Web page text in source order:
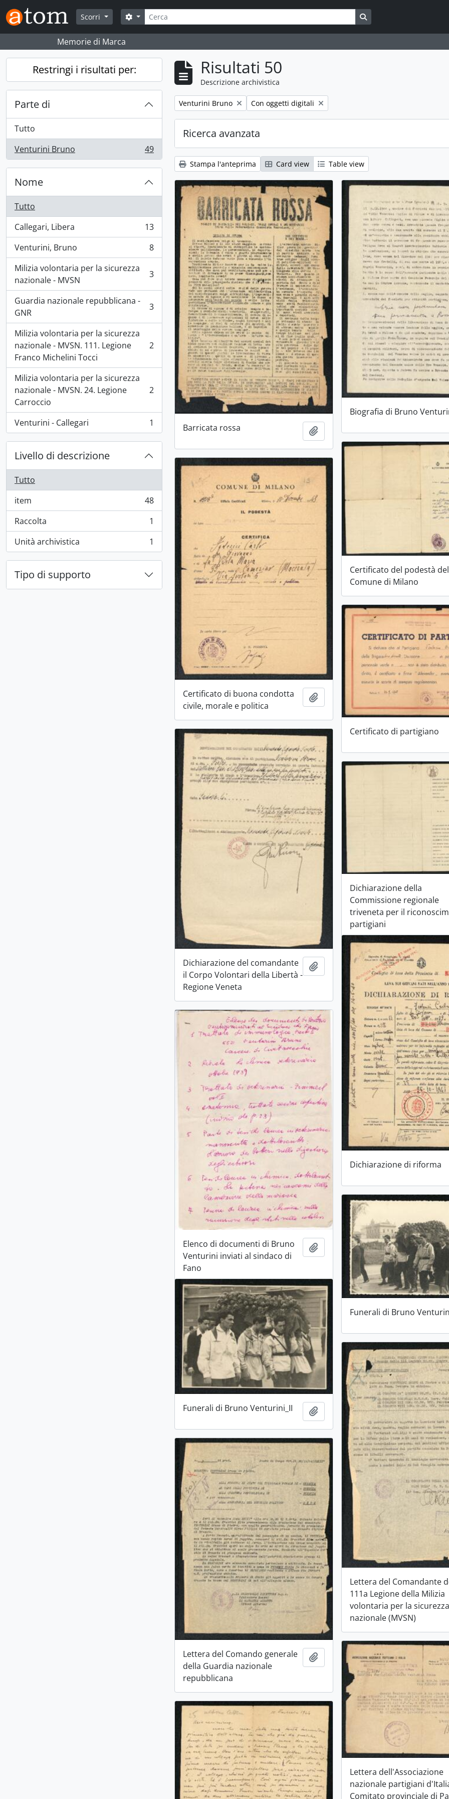
Skip to main content
Scorri
Cerca
Search options
Memorie di Marca
Restringi i risultati per:
Parte di
Tutto
Venturini Bruno
, 49 risultati 49
Nome
Tutto
Callegari, Libera
, 13 risultati
13
Venturini, Bruno
, 8 risultati
8
Milizia volontaria per la sicurezza
nazionale - MVSN
, 3 risultati 3
Guardia nazionale repubblicana -
GNR
, 3 risultati 3
Milizia volontaria per la sicurezza
nazionale - MVSN. 111. Legione
Franco Michelini Tocci
, 2 risultati 2
Milizia volontaria per la sicurezza
nazionale - MVSN. 24. Legione
Carroccio
, 2 risultati 2
Venturini - Callegari
, 1 risultati 1
Livello di descrizione
Tutto
item
, 48 risultati
48
Raccolta
, 1 risultati
1
Unità archivistica
, 1 risultati 1
Tipo di supporto
Risultati 50
Descrizione archivistica
Remove filter:
Venturini Bruno Remove filter:
Con oggetti digitali
Ricerca avanzata
Stampa l'anteprima Card view Table view
Barricata rossa Aggiungi all'area di lavoro
Biografia di Bruno
Certificato del podestà del
Comune di Milano
Certificato di buona condotta
civile, morale e politica
Aggiungi all'area di lavoro
Certificato di partigiano
Dichiarazione del comandante
il Corpo Volontari della Libertà -
Regione Veneta
Aggiungi all'area di lavoro
Dichiarazione della
Commissione regionale
triveneta per il
partigiani
Dichiarazione di riforma
Elenco di documenti di Bruno
Venturini inviati al sindaco di
Fano
Aggiungi all'area di lavoro
Funerali di Bruno
Funerali di Bruno Venturini_II Aggiungi all'area di lavoro
Lettera del Comandante
111a Legione della Milizia
volontaria per la sicurezza
nazionale (MVSN)
Lettera del Comando generale
della Guardia nazionale
repubblicana
Aggiungi all'area di lavoro
Lettera dell'Associazione
nazionale partigiani
Comitato provinciale di